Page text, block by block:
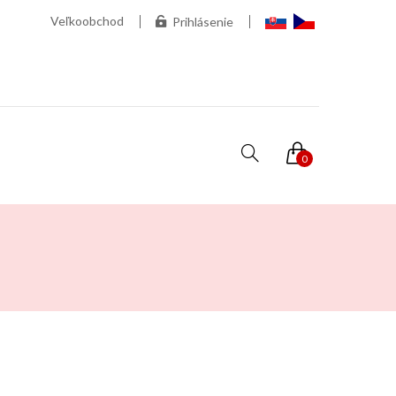
Veľkoobchod Prihlásenie
0